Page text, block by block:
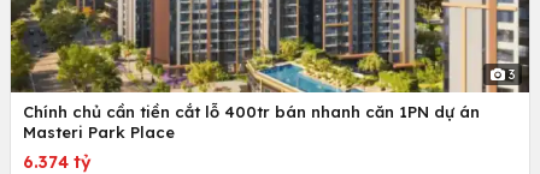
3
Chính chủ cần tiền cắt lỗ 400tr bán nhanh căn 1PN dự án
Masteri Park Place
6.374 tỷ